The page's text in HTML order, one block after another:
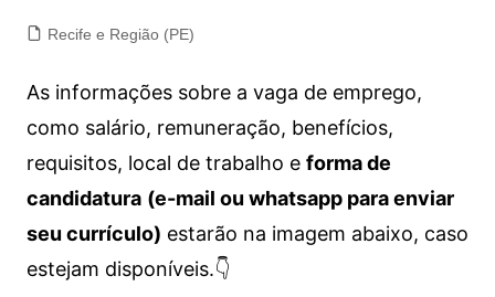
Recife e Região (PE)
As informações sobre a vaga de emprego,
como salário, remuneração, benefícios,
requisitos, local de trabalho e forma de
candidatura (e-mail ou whatsapp para enviar
seu currículo) estarão na imagem abaixo, caso
estejam disponíveis.👇